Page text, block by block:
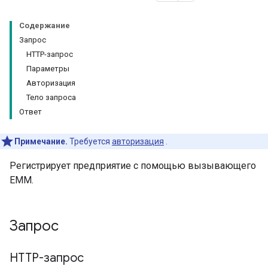
Содержание
Запрос
HTTP-запрос
Параметры
Авторизация
Тело запроса
Ответ
Примечание. Требуется авторизация
Регистрирует предприятие с помощью вызывающего
EMM.
Запрос
HTTP-запрос